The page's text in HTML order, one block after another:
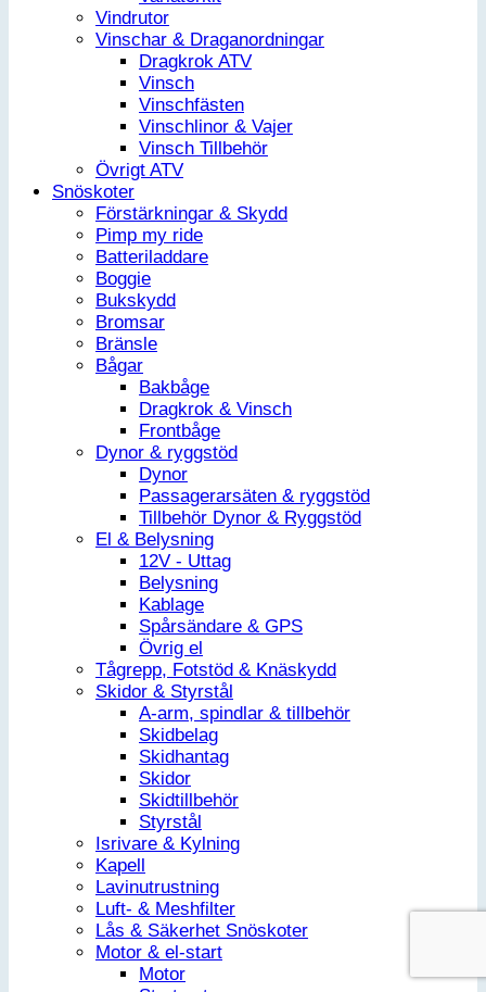
Vindrutor
Vinschar & Draganordningar
Dragkrok ATV
Vinsch
Vinschfästen
Vinschlinor & Vajer
Vinsch Tillbehör
Övrigt ATV
Snöskoter
Förstärkningar & Skydd
Pimp my ride
Batteriladdare
Boggie
Bukskydd
Bromsar
Bränsle
Bågar
Bakbåge
Dragkrok & Vinsch
Frontbåge
Dynor & ryggstöd
Dynor
Passagerarsäten & ryggstöd
Tillbehör Dynor & Ryggstöd
El & Belysning
12V - Uttag
Belysning
Kablage
Spårsändare & GPS
Övrig el
Tågrepp, Fotstöd & Knäskydd
Skidor & Styrstål
A-arm, spindlar & tillbehör
Skidbelag
Skidhantag
Skidor
Skidtillbehör
Styrstål
Isrivare & Kylning
Kapell
Lavinutrustning
Luft- & Meshfilter
Lås & Säkerhet Snöskoter
Motor & el-start
Motor